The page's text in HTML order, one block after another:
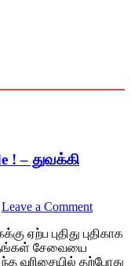
! – துவக்கி
Leave a Comment
ஏற்ப புதிது புதிகாக
தங்கள் சேவையை
வரிசையில் தற்போது